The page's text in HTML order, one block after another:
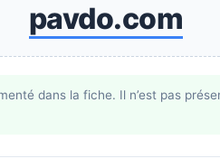
pavdo.com
dans la fiche. Il n’est pas